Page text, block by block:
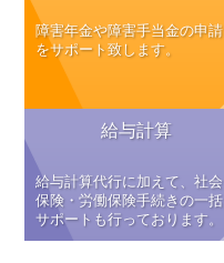
障害年金や障害手当金の申請
をサポート致します。
給与計算
給与計算代行に加えて、社会
保険・労働保険手続きの一括
サポートも行っております。